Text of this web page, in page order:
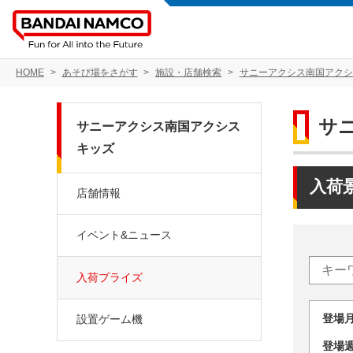
HOME あそび場をさがす 施設・店舗検索 サニーアクシス南国アク
サ
入荷
登
登
サニーアクシス南国アクシス
キッズ
店舗情報
イベント&ニュース
入荷プライズ
設置ゲーム機